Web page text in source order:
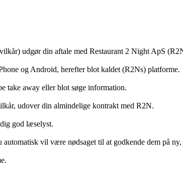
udgør din aftale med Restaurant 2 Night ApS
og Android, herefter blot kaldet (R2Ns) platforme.
take away eller blot søge information.
udover din almindelige kontrakt med R2N.
god læselyst.
vil være nødsaget til at godkende dem på